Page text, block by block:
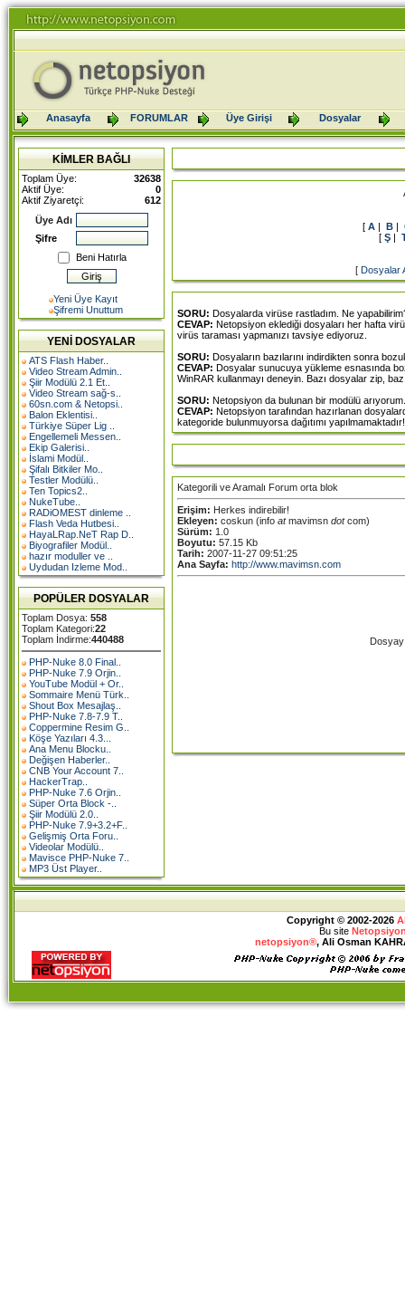
Anasayfa FORUMLAR Üye Girişi Dosyalar
KİMLER BAĞLI
Toplam Üye:
32638
Aktif Üye:
0
Aktif Ziyaretçi:
612
Üye Adı
Şifre
Beni Hatırla
Yeni Üye Kayıt
Şifremi Unuttum
YENİ DOSYALAR
ATS Flash Haber..
Video Stream Admin..
Şiir Modülü 2.1 Et..
Video Stream sağ-s..
60sn.com & Netopsi..
Balon Eklentisi..
Türkiye Süper Lig ..
Engellemeli Messen..
Ekip Galerisi..
İslami Modül..
Şifalı Bitkiler Mo..
Testler Modülü..
Ten Topics2..
NukeTube..
RADiOMEST dinleme ..
Flash Veda Hutbesi..
HayaLRap.NeT Rap D..
Biyografiler Modül..
hazır moduller ve ..
Uydudan Izleme Mod..
POPÜLER DOSYALAR
Toplam Dosya: 558
Toplam Kategori:22
Toplam İndirme:440488
PHP-Nuke 8.0 Final..
PHP-Nuke 7.9 Orjin..
YouTube Modül + Or..
Sommaire Menü Türk..
Shout Box Mesajlaş..
PHP-Nuke 7.8-7.9 T..
Coppermine Resim G..
Köşe Yazıları 4.3...
Ana Menu Blocku..
Değişen Haberler..
CNB Your Account 7..
HackerTrap..
PHP-Nuke 7.6 Orjin..
Süper Orta Block -..
Şiir Modülü 2.0..
PHP-Nuke 7.9+3.2+F..
Gelişmiş Orta Foru..
Videolar Modülü..
Mavisce PHP-Nuke 7..
MP3 Üst Player..
[ A | B |
[ Ş |
[ Dosyalar
SORU: Dosyalarda virüse rastladım. Ne
CEVAP: Netopsiyon eklediği dosyaları her hafta
virüs taraması yapmanızı tavsiye ediyoruz.
SORU: Dosyaların bazılarını indirdikten sonra
CEVAP: Dosyalar sunucuya yükleme esnasında
WinRAR kullanmayı deneyin. Bazı dosyalar zip,
SORU: Netopsiyon da bulunan bir modülü
CEVAP: Netopsiyon tarafından hazırlanan
kategoride bulunmuyorsa dağıtımı yapılmamaktadır!
Kategorili ve Aramalı Forum orta blok
Erişim: Herkes indirebilir!
Ekleyen: coskun (info atmavimsn dotcom)
Sürüm: 1.0
Boyutu: 57.15 Kb
Tarih: 2007-11-27 09:51:25
Ana Sayfa: http://www.mavimsn.com
Copyright © 2002-2026
Bu site
netopsiyon®, Ali Osman